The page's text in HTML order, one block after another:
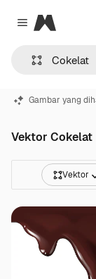
Close menu
Magnific
Gambar yang
Vektor Cokelat
Vektor